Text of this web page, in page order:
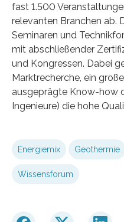
fast 1.500
relevanten Branchen ab.
Seminaren und
mit abschließender
und Kongressen. Dabei
Marktrecherche, ein
ausgeprägte Know-how
Ingenieure) die hohe
Energiemix Geothermie
Wissensforum